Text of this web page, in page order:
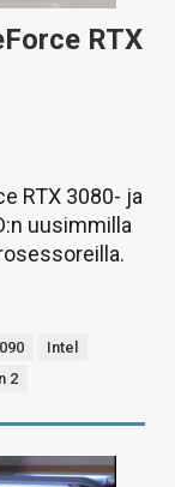
RTX
RTX 3080- ja
uusimmilla
Intel
2